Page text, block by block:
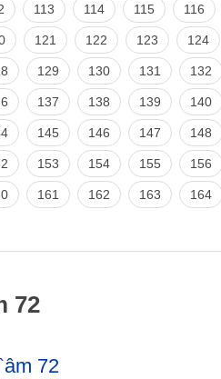
113 114 115 116
121 122 123 124
129 130 131 132
137 138 139 140
145 146 147 148
153 154 155 156
161 162 163 164
72
72